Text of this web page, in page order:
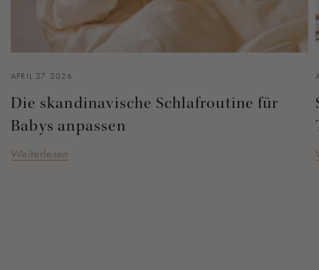
APRIL 27 2026
Die skandinavische Schlafroutine für
Babys anpassen
Weiterlesen